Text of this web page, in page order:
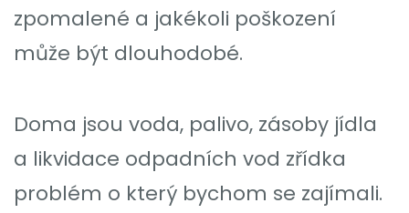
zpomalené a jakékoli poškození
může být dlouhodobé.
Doma jsou voda, palivo, zásoby jídla
a likvidace odpadních vod zřídka
problém o který bychom se zajímali.